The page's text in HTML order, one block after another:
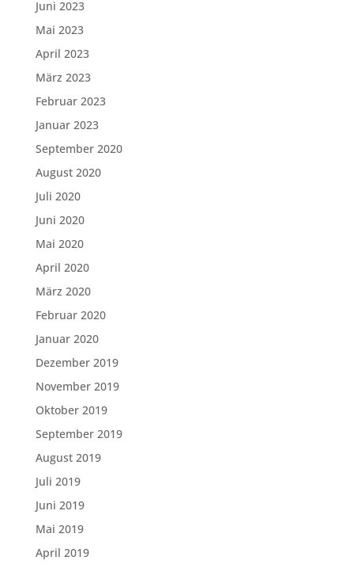
Juni 2023
Mai 2023
April 2023
März 2023
Februar 2023
Januar 2023
September 2020
August 2020
Juli 2020
Juni 2020
Mai 2020
April 2020
März 2020
Februar 2020
Januar 2020
Dezember 2019
November 2019
Oktober 2019
September 2019
August 2019
Juli 2019
Juni 2019
Mai 2019
April 2019